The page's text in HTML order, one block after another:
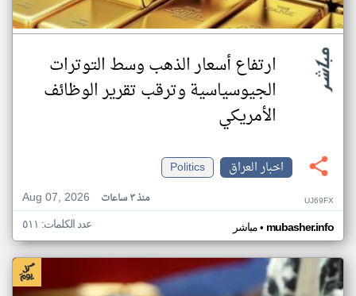
ارتفاع أسعار الذهب وسط التوترات
الجيوسياسية وترقب تقرير الوظائف
الأمريكي
اخبار العراق
Politics
Aug 07, 2026
منذ ٣ ساعات UJ69FX
مباشر• mubasher.info عدد الكلمات: ٥١١